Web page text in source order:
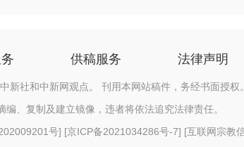
供稿服务 法律声明
新社和中新网观点。 刊用本网站稿件，务经书面授权。
编、复制及建立镜像，违者将依法追究法律责任。
号] [京ICP备2021034286号-7] [互联网宗教